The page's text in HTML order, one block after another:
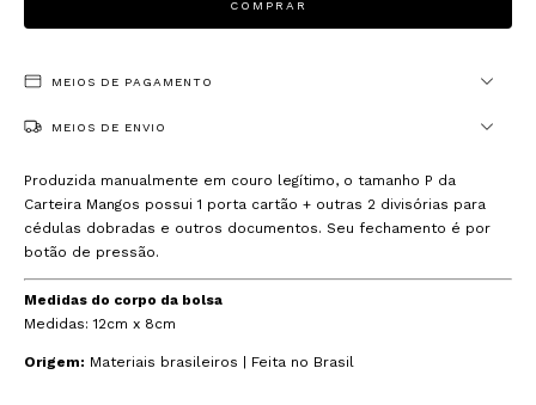
MEIOS DE PAGAMENTO
MEIOS DE ENVIO
Produzida manualmente em couro legítimo, o tamanho P da
Carteira Mangos possui 1 porta cartão + outras 2 divisórias para
cédulas dobradas e outros documentos. Seu fechamento é por
botão de pressão.
Medidas do corpo da bolsa
Medidas: 12cm x 8cm
Origem: Materiais brasileiros | Feita no Brasil